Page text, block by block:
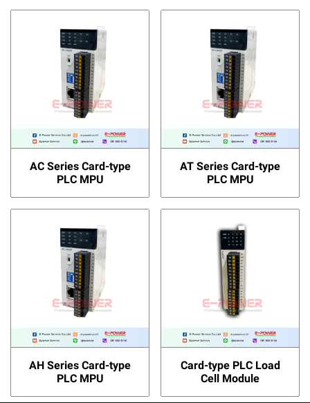
AC Series Card-type
PLC MPU
AT Series Card-type
PLC MPU
AH Series Card-type
PLC MPU
Card-type PLC Load
Cell Module